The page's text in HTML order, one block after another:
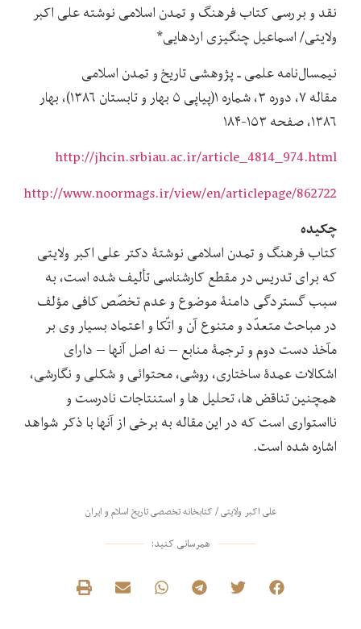
نقد و بررسی کتاب فرهنگ و تمدن اسلامی نوشته علی اکبر
ولایتی/ اسماعیل چنگیزی اردهایی*
نیمسال‌نامه علمی ـ پژوهشی تاریخ و تمدن اسلامی
مقاله ۷، دوره ۳، شماره ۱(پیاپی ۵ بهار و تابستان ۱۳۸۶)، بهار
۱۳۸۶، صفحه ۱۵۳-۱۸۴
http://jhcin.srbiau.ac.ir/article_4814_974.html
http://www.noormags.ir/view/en/articlepage/862722
چکیده
کتاب فرهنگ و تمدن اسلامی نوشتۀ دکتر علی اکبر ولایتی
که برای تدریس در مقطع کارشناسی تألیف شده است، به
سبب گستردگی دامنۀ موضوع و عدم تخصّص کافی مؤلف
در مباحث متعدّد و متنوع آن و اتّکا و اعتماد بسیار وی بر
مآخذ دست دوم و ترجمۀ منابع – نه اصل آنها – دارای
اشکالات عمدۀ ساختاری، روشی، محتوائی و شکلی و نگارشی،
همچنین تناقض ها، تحلیل ها و استنتاجات نادرست و
نااستواری است که در این مقاله به برخی از آنها با ذکر شواهد
اشاره شده است.
علی اکبر ولایتی/کتابخانه تخصصی تاریخ اسلام و ایران
همرسانی کنید: